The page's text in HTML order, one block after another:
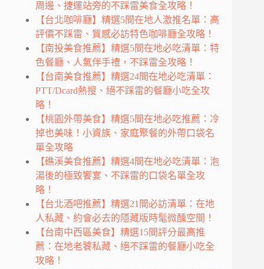
周邊、捷運站旁的不踩雷美食全攻略！
【台北咖啡廳】精選5間在地人激推名單：高
評價不踩雷、質感必訪特色咖啡廳全攻略！
【南投美食推薦】精選5間在地必吃清單：特
色餐廳、人氣伴手禮，不踩雷全攻略！
【台南美食推薦】精選24間在地必吃清單：
PTT/Dcard熱搜、絕不踩雷的餐廳小吃全攻
略！
【桃園外帶美食】精選5間在地必吃推薦：冷
掉也美味！小資族、家庭聚餐的外帶口袋名
單全攻略
【礁溪美食推薦】精選4間在地必吃清單：泡
湯後的極致饗宴、不踩雷的口袋名單全攻
略！
【台北酒吧推薦】精選21間必訪清單：在地
人私藏、約會必去的隱藏版時髦微醺空間！
【台南中西區美食】精選15間評分最高推
薦：在地老饕私藏、絕不踩雷的餐廳小吃全
攻略！